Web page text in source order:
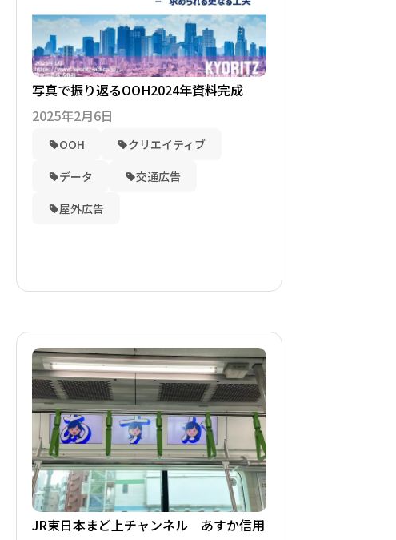
写真で振り返るOOH2024年資料完成
2025年2月6日
OOH
クリエイティブ
データ
交通広告
屋外広告
JR東日本まど上チャンネル あすか信用